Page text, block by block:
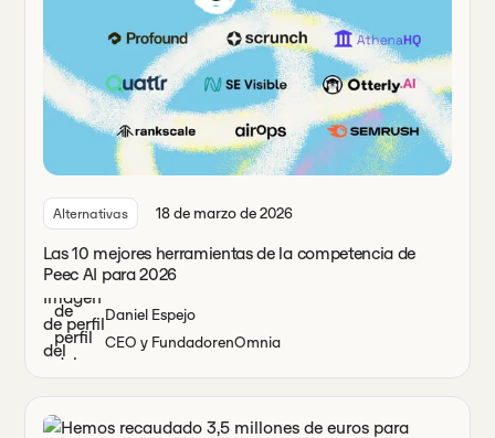
Alternativas 18 de marzo de 2026
Las 10 mejores herramientas de la competencia de
Peec AI para 2026
Daniel Espejo
CEO y FundadorenOmnia